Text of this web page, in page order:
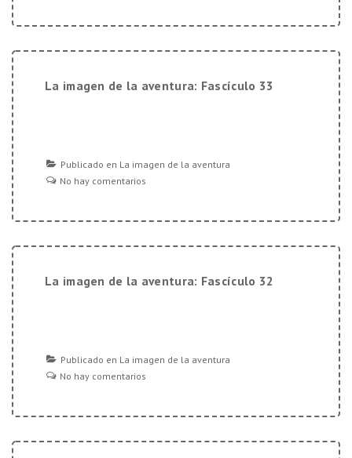
La imagen de la aventura: Fascículo 33
Publicado en La imagen de la aventura
No hay comentarios
La imagen de la aventura: Fascículo 32
Publicado en La imagen de la aventura
No hay comentarios